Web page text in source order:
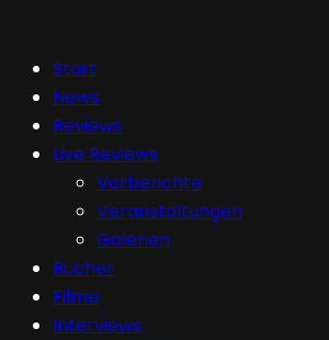
Start
News
Reviews
Live Reviews
Vorberichte
Veranstaltungen
Galerien
Bücher
Filme
Interviews